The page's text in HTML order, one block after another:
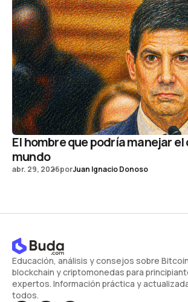
El hombre que podría manejar
mundo
abr. 29, 2026porJuan Ignacio Donoso
Educación, análisis y consejos sobre
blockchain y criptomonedas para
expertos. Información práctica y
todos.